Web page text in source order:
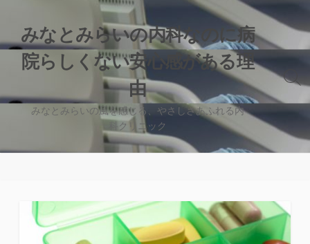
テ
へ
ッ
みなとみらいの内科なのに病
院らしくない安心感がある理
由
みなとみらいの風を感じる、やさしさあふれる内
科クリニック
検
切
替